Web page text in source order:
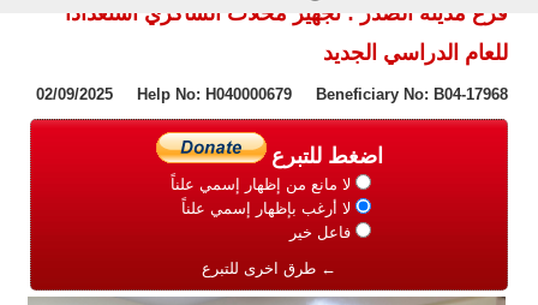
فرع مدينة الصدر : تجهيز محلات الشاكري استعداداً
للعام الدراسي الجديد
02/09/2025 Help No: H040000679 Beneficiary No: B04-17968
اضغط للتبرع
لا مانع من إظهار إسمي علناً
لا أرغب بإظهار إسمي علناً
فاعل خير
← طرق اخرى للتبرع